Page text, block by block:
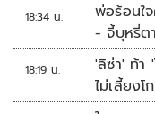
18:34 น.
พ่อร้อนใ
- จี้บุหรี่ต
18:19 น.
'ลิซ่า' ท้า
ไม่เลี้ยง